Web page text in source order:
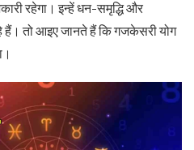
रहेगा। इन्हें धन-समृद्धि और
तो आइए जानते हैं कि गजकेसरी योग